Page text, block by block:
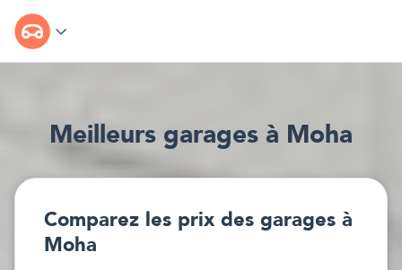
Meilleurs garages à Moha
Comparez les prix des garages à
Moha